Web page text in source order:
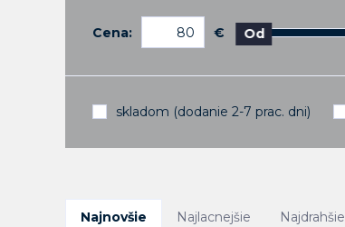
Cena: € Od
skladom (dodanie 2-7 prac. dni)
Najnovšie Najlacnejšie Najdrahšie